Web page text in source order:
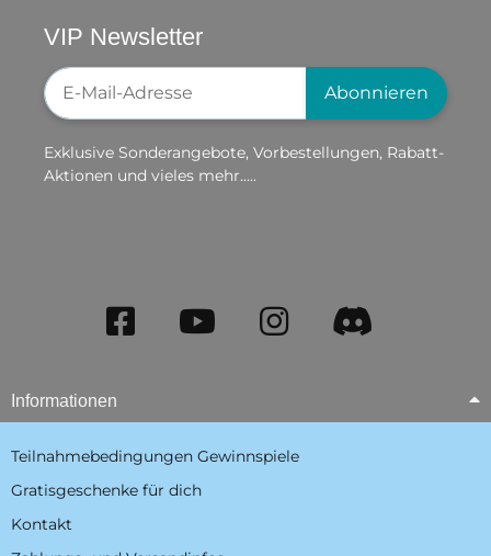
VIP Newsletter
Newsletter-Registrierung
Abonnieren
Exklusive Sonderangebote, Vorbestellungen, Rabatt-
Aktionen und vieles mehr.....
Informationen
Teilnahmebedingungen Gewinnspiele
Gratisgeschenke für dich
Kontakt